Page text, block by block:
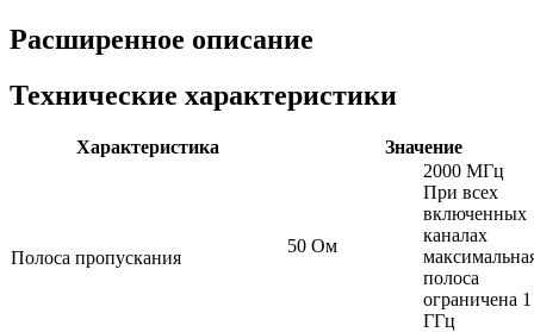
Расширенное описание
Технические характеристики
Характеристика Значение
Полоса пропускания
50 Ом
2000 МГц
При всех
включенных
каналах
полоса
ограничена 1
ГГц